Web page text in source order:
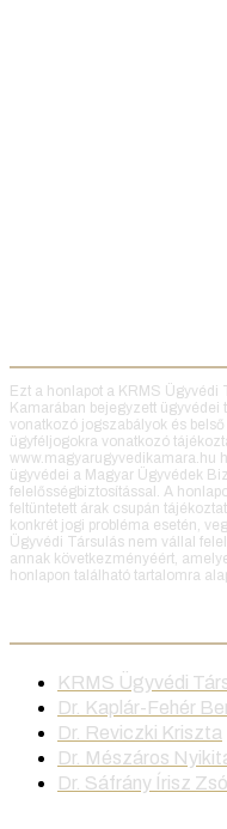
Ezt a honlapot a KRMS Ügyvédi
Kamarában bejegyzett ügyvédei
vonatkozó jogszabályok és
ügyféljogokra vonatkozó
www.magyarugyvedikamara.hu
ügyvédei a Magyar Ügyvédek
felelősségbiztosítással. A
feltüntetett árak csupán
konkrét jogi probléma esetén,
Ügyvédi Társulás nem vállal
annak következményéért,
honlapon található tartalomra
KRMS Ügyvédi
Dr. Kaplár-Fehér
Dr. Reviczki Kriszta
Dr. Mészáros
Dr. Sáfrány Írisz